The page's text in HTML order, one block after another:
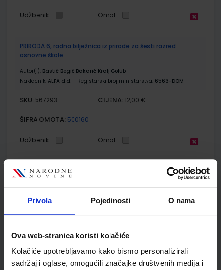
Privola Pojedinosti O nama
Ova web-stranica koristi kolačiće
Kolačiće upotrebljavamo kako bismo personalizirali
sadržaj i oglase, omogućili značajke društvenih medija i
Udžbenik Omot
PRIRODA 6; radna bilježnica iz prirode za šesti razred
osnovne škole
Autor(i): Bastić Begić Bakarić Kralj Golub
Nakladnik: ALFA d.d. Registarski broj ministarstva: 6563-DOM
SKU: 567293 CIJENA: 12,00 €
ŠIFRA OMOTA: 500160
Udžbenik Omot
GEA 2; udžbenik geografije s dodatnim digitalnim
sadržajima u šestom razredu osnovne škole
ŠKOLSKA KNJIGA d.d.
Udžbenik Omot